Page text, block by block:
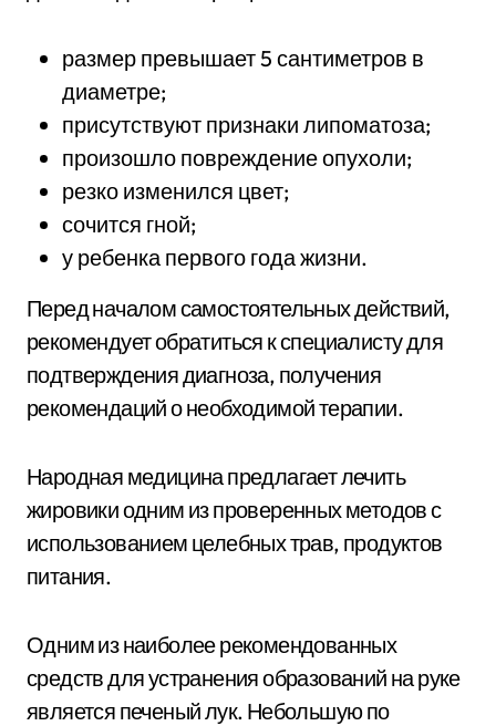
размер превышает 5 сантиметров в
диаметре;
присутствуют признаки липоматоза;
произошло повреждение опухоли;
резко изменился цвет;
сочится гной;
у ребенка первого года жизни.
Перед началом самостоятельных действий,
рекомендует обратиться к специалисту для
подтверждения диагноза, получения
рекомендаций о необходимой терапии.
Народная медицина предлагает лечить
жировики одним из проверенных методов с
использованием целебных трав, продуктов
питания.
Одним из наиболее рекомендованных
средств для устранения образований на руке
является печеный лук. Небольшую по